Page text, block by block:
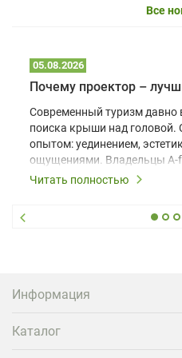
Все
05.08.2026
Современный туризм давно
поиска крыши над головой.
опытом: уединением,
ощущениями. Владельцы A-
шале понимают, что
вернуться и поделиться
проектора.
Читать полностью
Информация
Каталог